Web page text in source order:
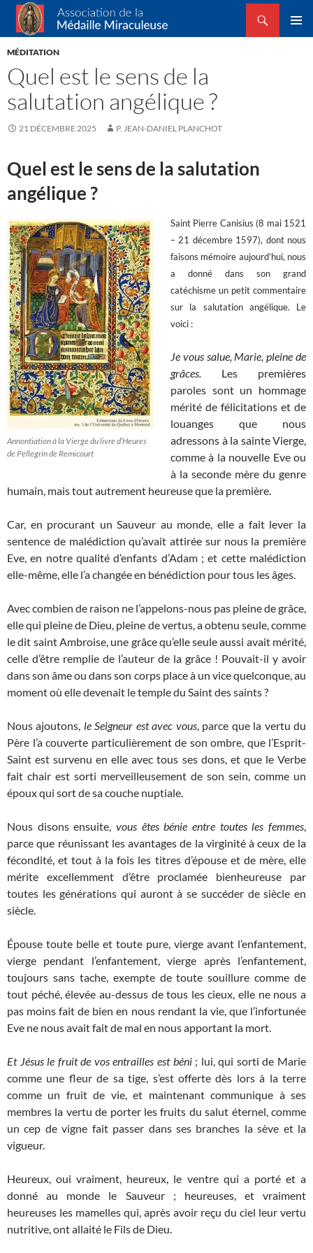
Association de la Médaille Miraculeuse
Recherche
ALLER
AU
MÉDITATION
Quel est le sens de la
salutation angélique ?
21 DÉCEMBRE 2025 P. JEAN-DANIEL PLANCHOT
Quel est le sens de la salutation
angélique ?
Annontiation à la Vierge du livre d’Heures
de Pellegrin de Remicourt
Saint Pierre Canisius (8 mai 1521
– 21 décembre 1597), dont nous
faisons mémoire aujourd’hui, nous
a donné dans son grand
catéchisme un petit commentaire
sur la salutation angélique. Le
voici :
Je vous salue, Marie, pleine de
grâces. Les premières
paroles sont un hommage
mérité de félicitations et de
louanges que nous
adressons à la sainte Vierge,
comme à la nouvelle Eve ou
à la seconde mère du genre
humain, mais tout autrement heureuse que la première.
Car, en procurant un Sauveur au monde, elle a fait lever la
sentence de malédiction qu’avait attirée sur nous la première
Eve, en notre qualité d’enfants d’Adam ; et cette malédiction
elle-même, elle l’a changée en bénédiction pour tous les âges.
Avec combien de raison ne l’appelons-nous pas pleine de grâce,
elle qui pleine de Dieu, pleine de vertus, a obtenu seule, comme
le dit saint Ambroise, une grâce qu’elle seule aussi avait mérité,
celle d’être remplie de l’auteur de la grâce ! Pouvait-il y avoir
dans son âme ou dans son corps place à un vice quelconque, au
moment où elle devenait le temple du Saint des saints ?
Nous ajoutons, le Seigneur est avec vous, parce que la vertu du
Père l’a couverte particulièrement de son ombre, que l’Esprit-
Saint est survenu en elle avec tous ses dons, et que le Verbe
fait chair est sorti merveilleusement de son sein, comme un
époux qui sort de sa couche nuptiale.
Nous disons ensuite, vous êtes bénie entre toutes les femmes,
parce que réunissant les avantages de la virginité à ceux de la
fécondité, et tout à la fois les titres d’épouse et de mère, elle
mérite excellemment d’être proclamée bienheureuse par
toutes les générations qui auront à se succéder de siècle en
siècle.
Épouse toute belle et toute pure, vierge avant l’enfantement,
vierge pendant l’enfantement, vierge après l’enfantement,
toujours sans tache, exempte de toute souillure comme de
tout péché, élevée au-dessus de tous les cieux, elle ne nous a
pas moins fait de bien en nous rendant la vie, que l’infortunée
Eve ne nous avait fait de mal en nous apportant la mort.
Et Jésus le fruit de vos entrailles est béni; lui, qui sorti de Marie
comme une fleur de sa tige, s’est offerte dès lors à la terre
comme un fruit de vie, et maintenant communique à ses
membres la vertu de porter les fruits du salut éternel, comme
un cep de vigne fait passer dans ses branches la sève et la
vigueur.
Heureux, oui vraiment, heureux, le ventre qui a porté et a
donné au monde le Sauveur ; heureuses, et vraiment
heureuses les mamelles qui, après avoir reçu du ciel leur vertu
nutritive, ont allaité le Fils de Dieu.